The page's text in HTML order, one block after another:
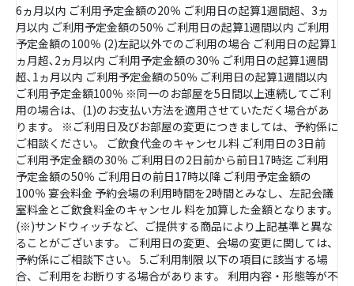
6ヵ月以内 ご利用予定金額の20％ ご利用日の起算1週間超、3ヵ
月以内 ご利用予定金額の50％ ご利用日の起算1週間以内 ご利用
予定金額の100％ (2)左記以外でのご利用の場合 ご利用日の起算1
ヵ月超､2ヵ月以内 ご利用予定金額の30％ ご利用日の起算1週間
超､1ヵ月以内 ご利用予定金額の50％ ご利用日の起算1週間以内
ご利用予定金額100％ ※同一のお部屋を5日間以上連続してご利
用の場合は、(1)のお支払い方法を適用させていただく場合があ
ります。 ※ご利用日及びお部屋の変更につきましては、予約係に
ご相談ください。 ご飲食代金のキャンセル料 ご利用日の3日前
ご利用予定金額の30％ ご利用日の2日前から前日17時迄 ご利用
予定金額の50％ ご利用日の前日17時以降 ご利用予定金額の
100％ 宴会料金 予約会場の利用時間を2時間とみなし、左記会議
室料金とご飲食料金のキャンセル 料を加算した金額となります。
(※)サンドウィッチなど、ご提供する商品により上記基準と異な
ることがございます。 ご利用日の変更、会場の変更に関しては、
予約係にご相談下さい。 5.ご利用制限 以下の項目に該当する場
合、ご利用をお断りする場合があります。 利用内容・形態等が不